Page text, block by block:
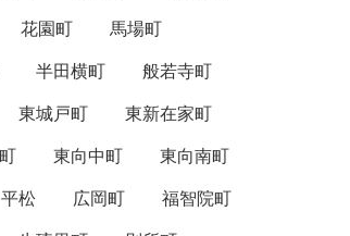
花園町
馬場町
半田横町
般若寺町
東城戸町
東新在家町
東向中町
東向南町
平松 広岡町
福智院町